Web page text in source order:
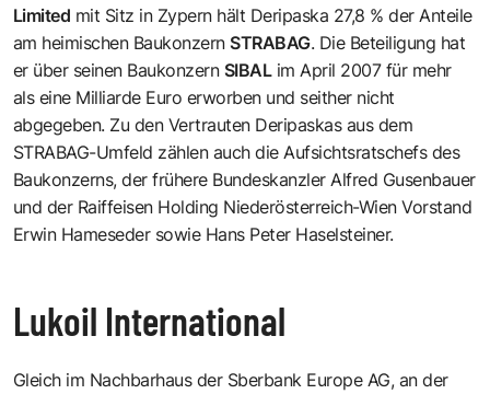
Limited mit Sitz in Zypern hält Deripaska 27,8 % der Anteile
am heimischen BaukonzernSTRABAG. Die Beteiligung hat
er über seinen Baukonzern SIBALim April 2007 für mehr
als eine Milliarde Euro erworben und seither nicht
abgegeben. Zu den Vertrauten Deripaskas aus dem
STRABAG-Umfeld zählen auch die Aufsichtsratschefs des
Baukonzerns, der frühere Bundeskanzler Alfred Gusenbauer
und der Raiffeisen Holding Niederösterreich-Wien Vorstand
Erwin Hameseder sowie Hans Peter Haselsteiner.
Lukoil International
Gleich im Nachbarhaus der Sberbank Europe AG, an der